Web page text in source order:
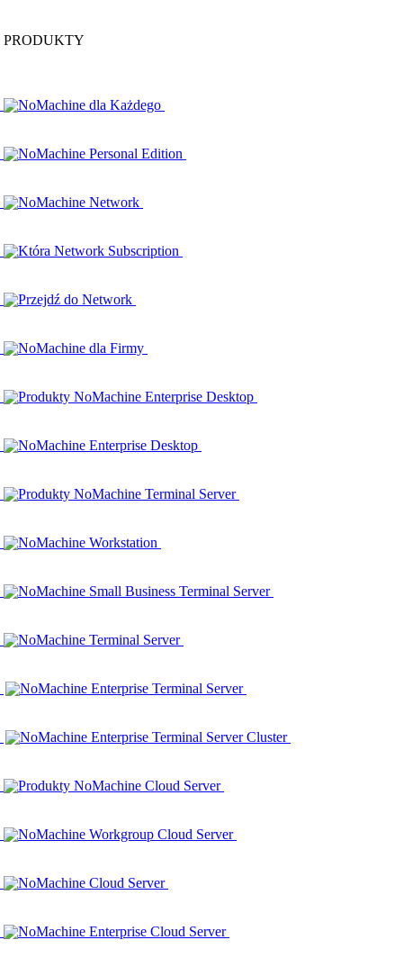
PRODUKTY
NoMachine dla Każdego
NoMachine Personal Edition
NoMachine Network
Która Network Subscription
Przejdź do Network
NoMachine dla Firmy
Produkty NoMachine Enterprise Desktop
NoMachine Enterprise Desktop
Produkty NoMachine Terminal Server
NoMachine Workstation
NoMachine Small Business Terminal Server
NoMachine Terminal Server
NoMachine Enterprise Terminal Server
NoMachine Enterprise Terminal Server Cluster
Produkty NoMachine Cloud Server
NoMachine Workgroup Cloud Server
NoMachine Cloud Server
NoMachine Enterprise Cloud Server